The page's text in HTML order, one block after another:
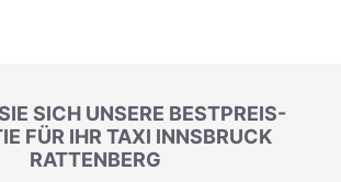
SICH UNSERE BESTPREIS-
FÜR IHR TAXI INNSBRUCK
RATTENBERG